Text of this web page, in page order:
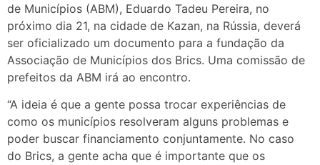
de Municípios (ABM), Eduardo Tadeu Pereira, no
próximo dia 21, na cidade de Kazan, na Rússia, deverá
ser oficializado um documento para a fundação da
Associação de Municípios dos Brics. Uma comissão de
prefeitos da ABM irá ao encontro.
“A ideia é que a gente possa trocar experiências de
como os municípios resolveram alguns problemas e
poder buscar financiamento conjuntamente. No caso
do Brics, a gente acha que é importante que os